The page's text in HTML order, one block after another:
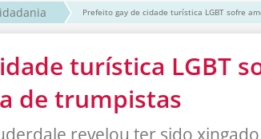
Prefeito gay de cidade turística LGBT sofre
turística LGBT
de trumpistas
revelou ter sido